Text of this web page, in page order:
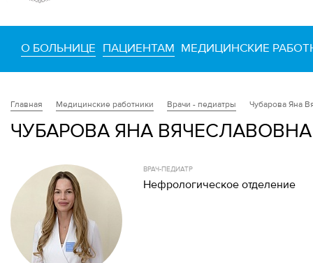
О БОЛЬНИЦЕ ПАЦИЕНТАМ МЕДИЦИНСКИЕ
Главная Медицинские работники Врачи - педиатры Чубарова Яна
ЧУБАРОВА ЯНА ВЯЧЕСЛАВОВНА
ВРАЧ-ПЕДИАТР
Нефрологическое отделение